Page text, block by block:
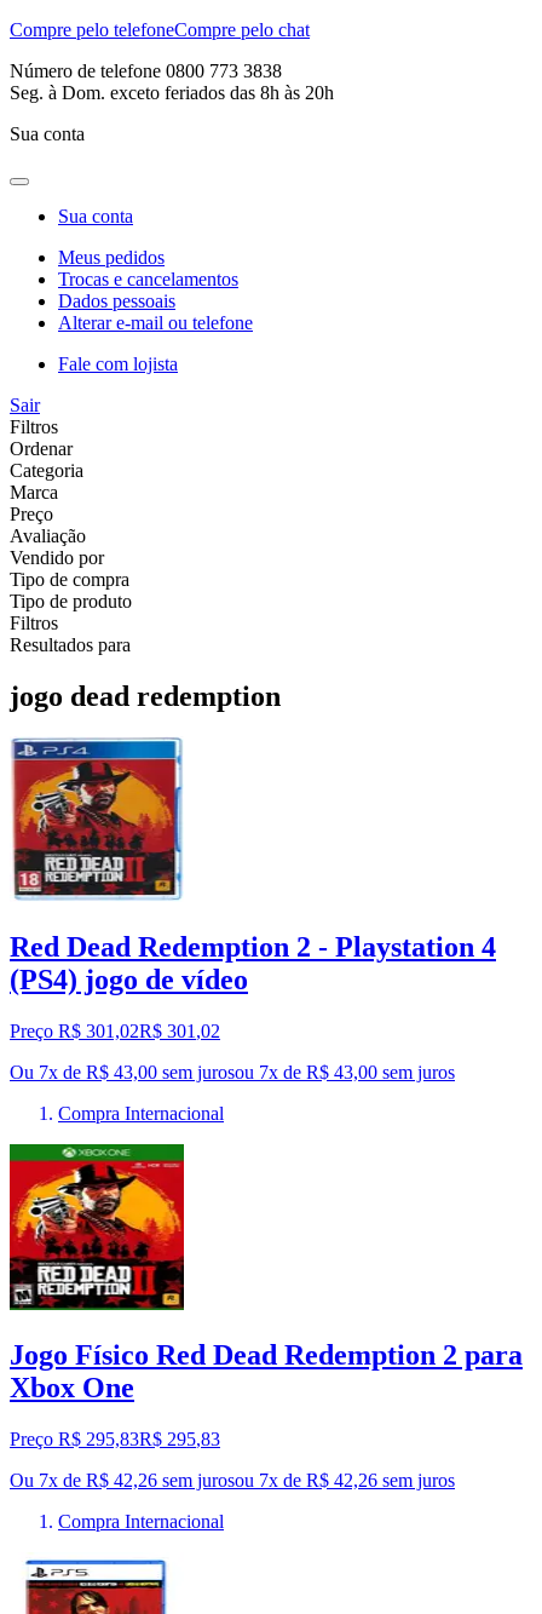
Compre pelo telefoneCompre pelo chat
Número de telefone 0800 773 3838
Seg. à Dom. exceto feriados das 8h às 20h
Sua conta
Sua conta
Meus pedidos
Trocas e cancelamentos
Dados pessoais
Alterar e-mail ou telefone
Fale com lojista
Sair
Filtros
Ordenar
Categoria
Marca
Preço
Avaliação
Vendido por
Tipo de compra
Tipo de produto
Filtros
Resultados para
jogo dead redemption
Red Dead Redemption 2 - Playstation 4
(PS4) jogo de vídeo
Preço R$ 301,02R$ 301 ,02
Ou 7x de R$ 43,00 sem jurosou 7x de R$ 43,00 sem juros
Compra Internacional
Jogo Físico Red Dead Redemption 2 para
Xbox One
Preço R$ 295,83R$ 295,83
Ou 7x de R$ 42,26 sem jurosou 7x de R$ 42,26 sem juros
Compra Internacional